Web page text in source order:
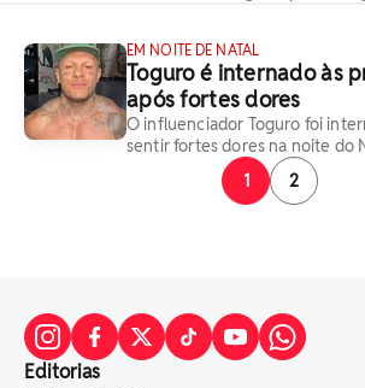
EM NOITE DE NATAL
Toguro é internado às
após fortes dores
O influenciador Toguro foi
sentir fortes dores na noite do
1
2
Editorias